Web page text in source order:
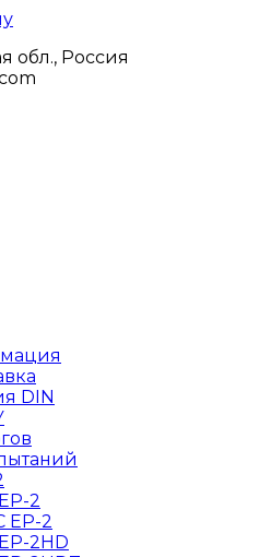
обл., Россия
DIN
2
EP-2
2HD